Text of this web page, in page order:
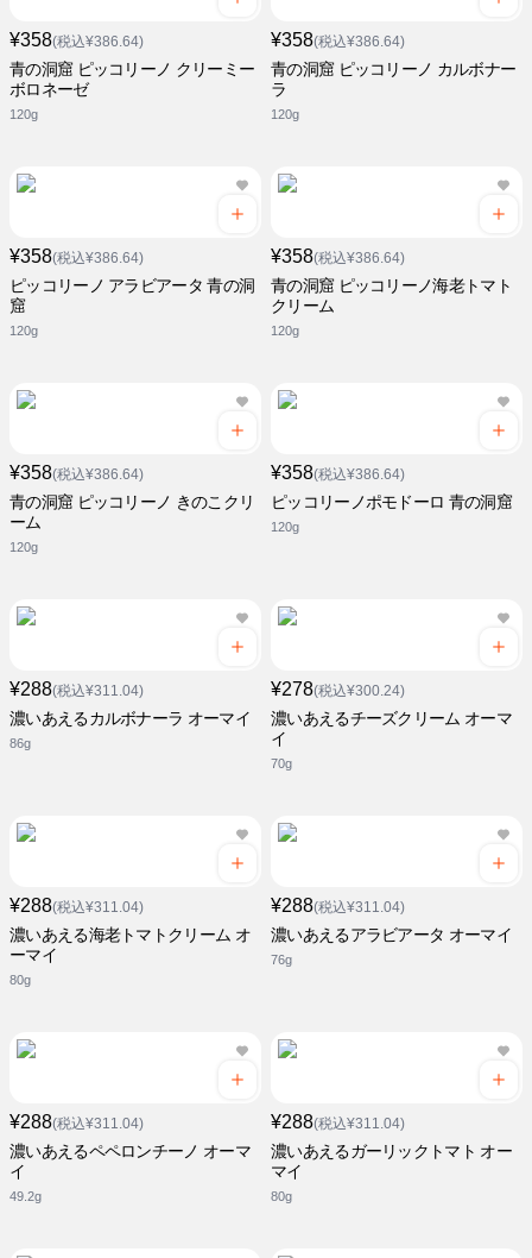
¥358(税込¥386.64)
青の洞窟 ピッコリーノ クリーミー
ボロネーゼ
120g
¥358(税込¥386.64)
青の洞窟 ピッコリーノ カルボナー
ラ
120g
¥358(税込¥386.64)
ピッコリーノ アラビアータ 青の洞
窟
120g
¥358(税込¥386.64)
青の洞窟 ピッコリーノ海老トマト
クリーム
120g
¥358(税込¥386.64)
青の洞窟 ピッコリーノ きのこクリ
ーム
120g
¥358(税込¥386.64)
ピッコリーノポモドーロ 青の洞窟
120g
¥288(税込¥311.04)
濃いあえるカルボナーラ オーマイ
86g
¥278(税込¥300.24)
濃いあえるチーズクリーム オーマ
イ
70g
¥288(税込¥311.04)
濃いあえる海老トマトクリーム オ
ーマイ
80g
¥288(税込¥311.04)
濃いあえるアラビアータ オーマイ
76g
¥288(税込¥311.04)
濃いあえるペペロンチーノ オーマ
イ
49.2g
¥288(税込¥311.04)
濃いあえるガーリックトマト オー
マイ
80g